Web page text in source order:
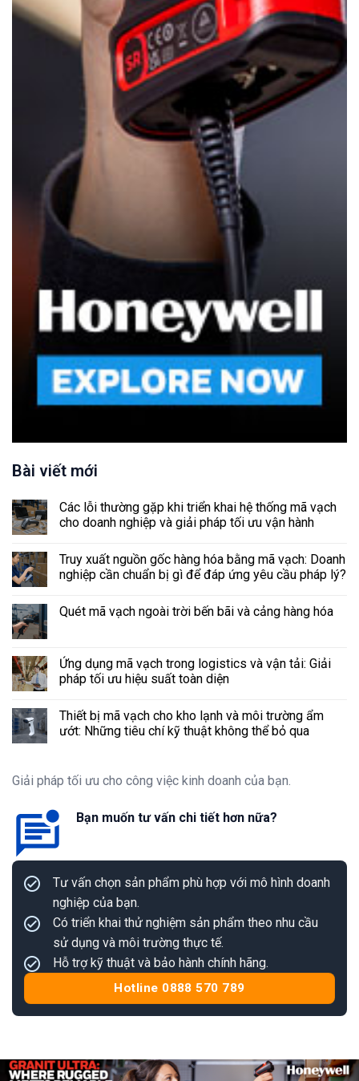
Bài viết mới
Các lỗi thường gặp khi triển khai hệ thống mã vạch
cho doanh nghiệp và giải pháp tối ưu vận hành
Truy xuất nguồn gốc hàng hóa bằng mã vạch: Doanh
nghiệp cần chuẩn bị gì để đáp ứng yêu cầu pháp lý?
Quét mã vạch ngoài trời bến bãi và cảng hàng hóa
Ứng dụng mã vạch trong logistics và vận tải: Giải
pháp tối ưu hiệu suất toàn diện
Thiết bị mã vạch cho kho lạnh và môi trường ẩm
ướt: Những tiêu chí kỹ thuật không thể bỏ qua
Giải pháp tối ưu cho công việc kinh doanh của bạn.
Bạn muốn tư vấn chi tiết hơn nữa?
Tư vấn chọn sản phẩm phù hợp với mô hình doanh
nghiệp của bạn.
Có triển khai thử nghiệm sản phẩm theo nhu cầu
sử dụng và môi trường thực tế.
Hỗ trợ kỹ thuật và bảo hành chính hãng.
Hotline 0888 570 789